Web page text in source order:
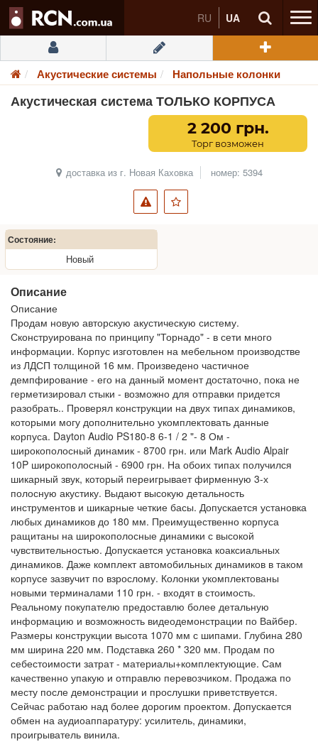
RU UA
Акустические системы Напольные колонки
Акустическая система ТОЛЬКО КОРПУСА
2 200 грн.
Торг возможен
доставка из г. Новая Каховка номер: 5394
Состояние:
Новый
Описание
Описание
Продам новую авторскую акустическую систему.
Сконструирована по принципу "Торнадо" - в сети много
информации. Корпус изготовлен на мебельном производстве
из ЛДСП толщиной 16 мм. Произведено частичное
демпфирование - его на данный момент достаточно, пока не
герметизировал стыки - возможно для отправки придется
разобрать.. Проверял конструкции на двух типах динамиков,
которыми могу дополнительно укомплектовать данные
корпуса. Dayton Audio PS180-8 6-1 / 2 "- 8 Ом -
широкополосный динамик - 8700 грн. или Mark Audio Alpair
10P широкополосный - 6900 грн. На обоих типах получился
шикарный звук, который переигрывает фирменную 3-х
полосную акустику. Выдают высокую детальность
инструментов и шикарные четкие басы. Допускается установка
любых динамиков до 180 мм. Преимущественно корпуса
ращитаны на широкополосные динамики с высокой
чувствительностью. Допускается установка коаксиальных
динамиков. Даже комплект автомобильных динамиков в таком
корпусе зазвучит по взрослому. Колонки укомплектованы
новыми терминалами 110 грн. - входят в стоимость.
Реальному покупателю предоставлю более детальную
информацию и возможность видеодемонстрации по Вайбер.
Размеры конструкции высота 1070 мм с шипами. Глубина 280
мм ширина 220 мм. Подставка 260 * 320 мм. Продам по
себестоимости затрат - материалы+комплектующие. Сам
качественно упакую и отправлю перевозчиком. Продажа по
месту после демонстрации и прослушки приветствуется.
Сейчас работаю над более дорогим проектом. Допускается
обмен на аудиоаппаратуру: усилитель, динамики,
проигрыватель винила.